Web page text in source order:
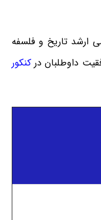
ارشد تاریخ و فلسفه
داوطلبان در کنکور